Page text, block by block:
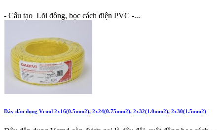
- Cấu tạo Lõi đồng, bọc cách điện PVC -...
Dây dân dụng Vcmd 2x16(0.5mm2), 2x24(0.75mm2), 2x32(1.0mm2), 2x30(1.5mm2)